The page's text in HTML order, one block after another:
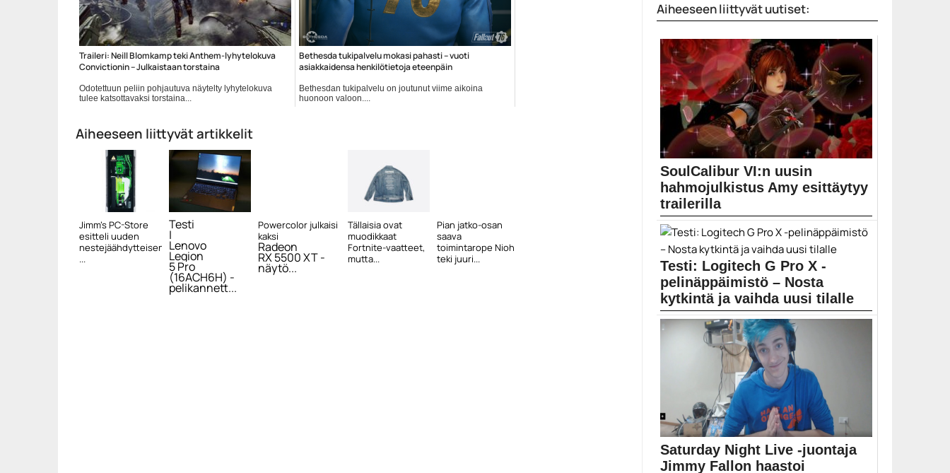
Traileri: Neill Blomkamp teki Anthem-lyhytelokuva
Convictionin – Julkaistaan torstaina
Odotettuun peliin pohjautuva näytelty lyhytelokuva
tulee katsottavaksi torstaina...
Bethesda tukipalvelu mokasi pahasti – vuoti
asiakkaidensa henkilötietoja eteenpäin
Bethesdan tukipalvelu on joutunut viime aikoina
huonoon valoon....
Aiheeseen liittyvät artikkelit
Jimm’s PC-Store
esitteli uuden
nestejäähdytteisen
...
Testi
|
Lenovo
Legion
5 Pro
(16ACH6H) -
pelikannett...
Powercolor julkaisi
kaksi
Radeon
RX 5500 XT -
näytö...
Tällaisia ovat
muodikkaat
Fortnite-vaatteet,
mutta...
Pian jatko-osan
saava
toimintarope Nioh
teki juuri...
Doom
Aiheeseen liittyvät uutiset:
SoulCalibur VI:n uusin
hahmojulkistus Amy esittäytyy
trailerilla
Namco Bandai jatkaa jo julkaisussaan kehutun
SoulCalibur VI:n...
Pelit
Testi: Logitech G Pro X -
pelinäppäimistö – Nosta
kytkintä ja vaihda uusi tilalle
Perinteisesti mekaanisen pelinäppäimistön ostaja on
joutunut tyytymään ostohetkellä...
Logitech G Pro X
Saturday Night Live -juontaja
Jimmy Fallon haastoi